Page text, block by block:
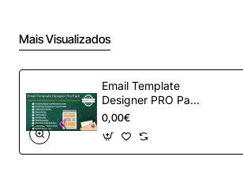
Mais Visualizados
Email Template
Designer PRO Pack
– Automação de e-
mail definitiva para
OpenCart
0,00€